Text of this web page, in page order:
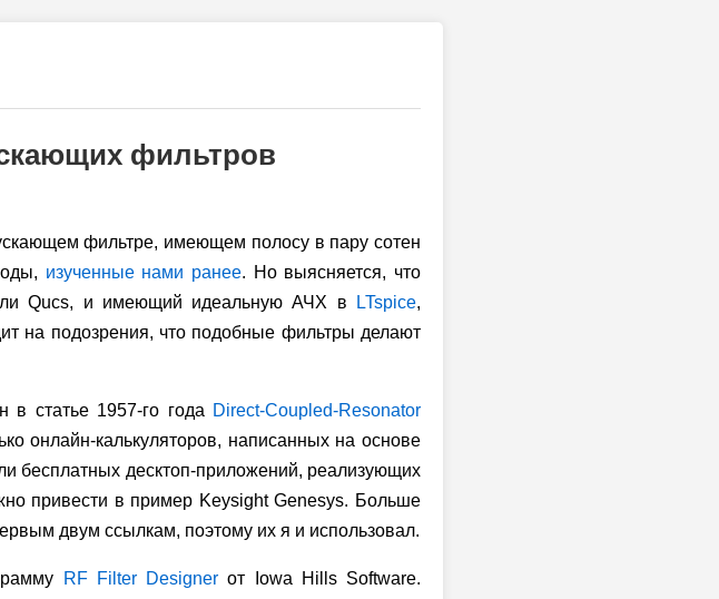
фильтров
фильтре, имеющем полосу в пару сотен
изученные нами ранее. Но выясняется, что
Qucs, и имеющий идеальную АЧХ в
LTspice,
на подозрения, что подобные фильтры делают
в статье 1957-го года Direct-Coupled-Resonator
онлайн-калькуляторов, написанных на основе
бесплатных десктоп-приложений, реализующих
привести в пример Keysight Genesys. Больше
двум ссылкам, поэтому их я и использовал.
RF Filter Designer от Iowa Hills Software.